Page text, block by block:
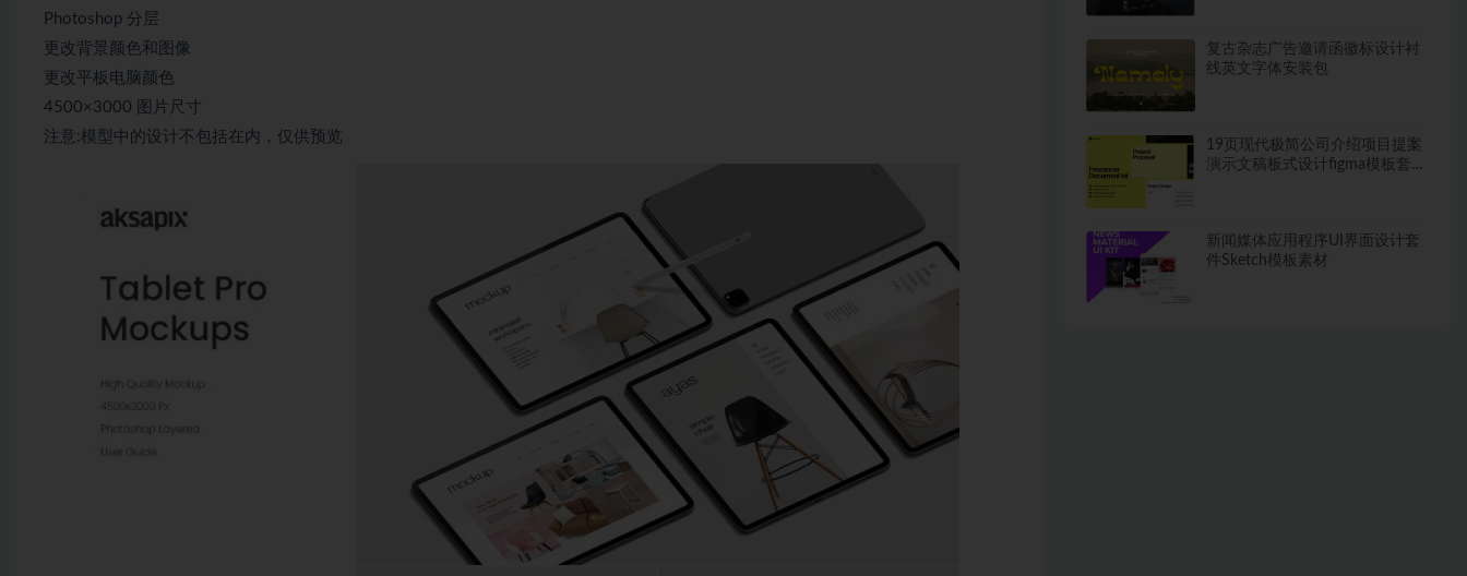
Photoshop 分层
更改背景颜色和图像
更改平板电脑颜色
4500×3000 图片尺寸
注意:模型中的设计不包括在内，仅供预览
复古杂志广告邀请函徽标设计衬
线英文字体安装包
19页现代极简公司介绍项目提案
演示文稿板式设计figma模板套件
新闻媒体应用程序UI界面设计套
件Sketch模板素材